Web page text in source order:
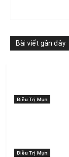
Bài viết gần đây
Điều Trị Mụn
Điều Trị Mụn